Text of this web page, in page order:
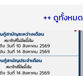
++ ดูทั้งหมด